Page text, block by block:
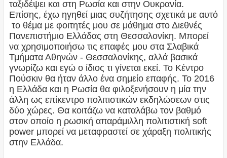
ταξιδέψει και στη Ρωσία και στην Ουκρανία.
Επίσης, έχω ηγηθεί μιας συζήτησης σχετικά με αυτό
το θέμα με φοιτητές μου σε μάθημα στο Διεθνές
Πανεπιστήμιο Ελλάδας στη Θεσσαλονίκη. Μπορεί
να χρησιμοποιήσω τις επαφές μου στα Σλαβικά
Τμήματα Αθηνών - Θεσσαλονίκης, αλλά βασικά
γνωρίζω και εγώ ο ίδιος τι γίνεται εκεί. Το Κέντρο
Πούσκιν θα ήταν άλλο ένα σημείο επαφής. Το 2016
η Ελλάδα και η Ρωσία θα φιλοξενήσουν η μία την
άλλη ως επίκεντρο πολιτιστικών εκδηλώσεων στις
δύο χώρες. Θα κοιτάζω να καταλάβω τον βαθμό
στον οποίο η ρωσική απαράμιλλη πολιτιστική soft
power μπορεί να μεταφραστεί σε χάραξη πολιτικής
στην Ελλάδα.